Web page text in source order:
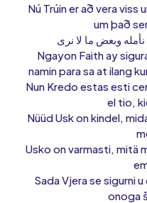
Nú Trúin er að vera viss
um það
نأمله وبعض ما لا نرى
Ngayon Faith ay
namin para sa at ilang
Nun Kredo estas esti
el tio,
Nüüd Usk on kindel,
Usko on varmasti, mitä
Sada Vjera se sigurni
onoga